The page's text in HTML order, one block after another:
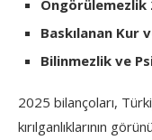
Öngörülemezlik
Baskılanan Kur
Bilinmezlik ve
2025 bilançoları,
kırılganlıklarının